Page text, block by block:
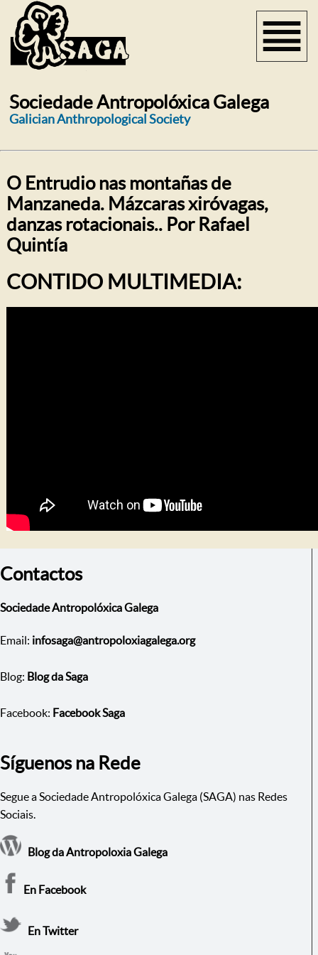
Sociedade Antropolóxica Galega
Galician Anthropological Society
O Entrudio nas montañas de
Manzaneda. Mázcaras xiróvagas,
danzas rotacionais.. Por Rafael
Quintía
CONTIDO MULTIMEDIA:
Contactos
Sociedade Antropolóxica Galega
Email: infosaga@antropoloxiagalega.org
Blog: Blog da Saga
Facebook: Facebook Saga
Síguenos na Rede
Segue a Sociedade Antropolóxica Galega (SAGA) nas Redes
Sociais.
Blog da Antropoloxia Galega
En Facebook
En Twitter